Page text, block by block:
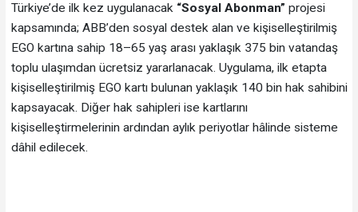
Türkiye’de ilk kez uygulanacak “Sosyal Abonman” projesi
kapsamında; ABB’den sosyal destek alan ve kişiselleştirilmiş
EGO kartına sahip 18–65 yaş arası yaklaşık 375 bin vatandaş
toplu ulaşımdan ücretsiz yararlanacak. Uygulama, ilk etapta
kişiselleştirilmiş EGO kartı bulunan yaklaşık 140 bin hak sahibini
kapsayacak. Diğer hak sahipleri ise kartlarını
kişiselleştirmelerinin ardından aylık periyotlar hâlinde sisteme
dâhil edilecek.